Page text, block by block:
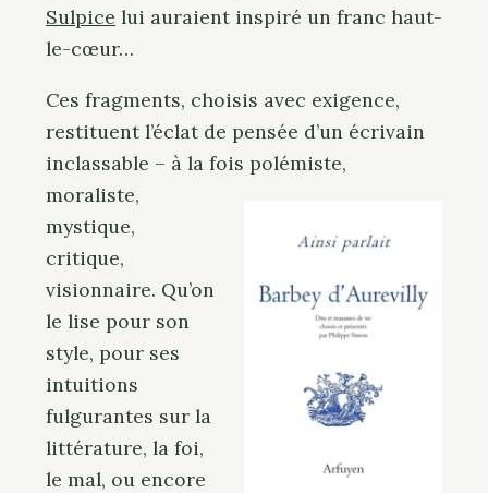
Sulpice lui auraient inspiré un franc haut-
le-cœur…
Ces fragments, choisis avec exigence,
restituent l’éclat de pensée d’un écrivain
inclassable – à la fois polémiste,
moraliste,
mystique,
critique,
visionnaire. Qu’on
le lise pour son
style, pour ses
intuitions
fulgurantes sur la
littérature, la foi,
le mal, ou encore